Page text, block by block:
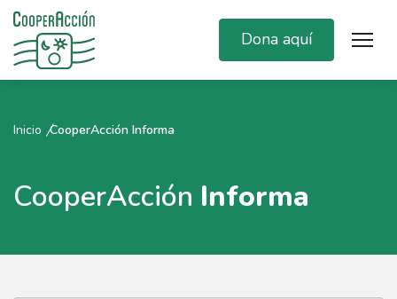
Dona aquí
Inicio CooperAcción Informa
CooperAcción Informa